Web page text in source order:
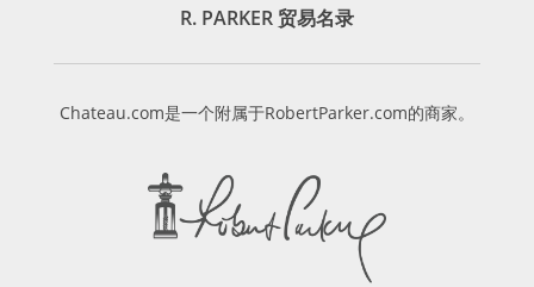
R. PARKER 贸易名录
Chateau.com是一个附属于RobertParker.com的商家。